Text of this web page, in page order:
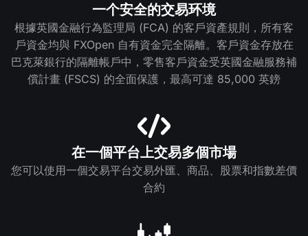
一个安全的交易环境
根據英國金融行為監理局 (FCA) 的客戶資產規則，所有客
戶資金均與 FXOpen 自有資金完全隔離。客戶資金存放在
巴克萊銀行的隔離帳戶中，零售客戶資金受英國金融服務補
償計畫 (FSCS) 的全面保護，最高可達 85,000 英鎊
在一個平台上交易多個市場
您可以使用一個交易平台交易外匯、商品、股票和指數差價
合約